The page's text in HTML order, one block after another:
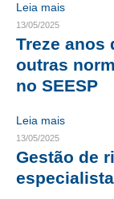
COMPOSIÇÃO
CONSELHOS
NÚCLEO DA
TRANSPARÊNCIA
JURÍDICO
Leia mais
13/05/2025
Treze anos
outras
no SEESP
Leia mais
13/05/2025
Gestão de